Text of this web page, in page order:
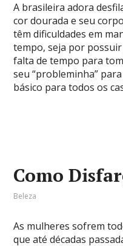
A brasileira adora
cor dourada e seu
têm dificuldades em
tempo, seja por
falta de tempo para
seu “probleminha”
básico para todos os
Como
Beleza
As mulheres sofrem
que até décadas